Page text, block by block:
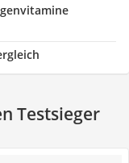
Testsieger